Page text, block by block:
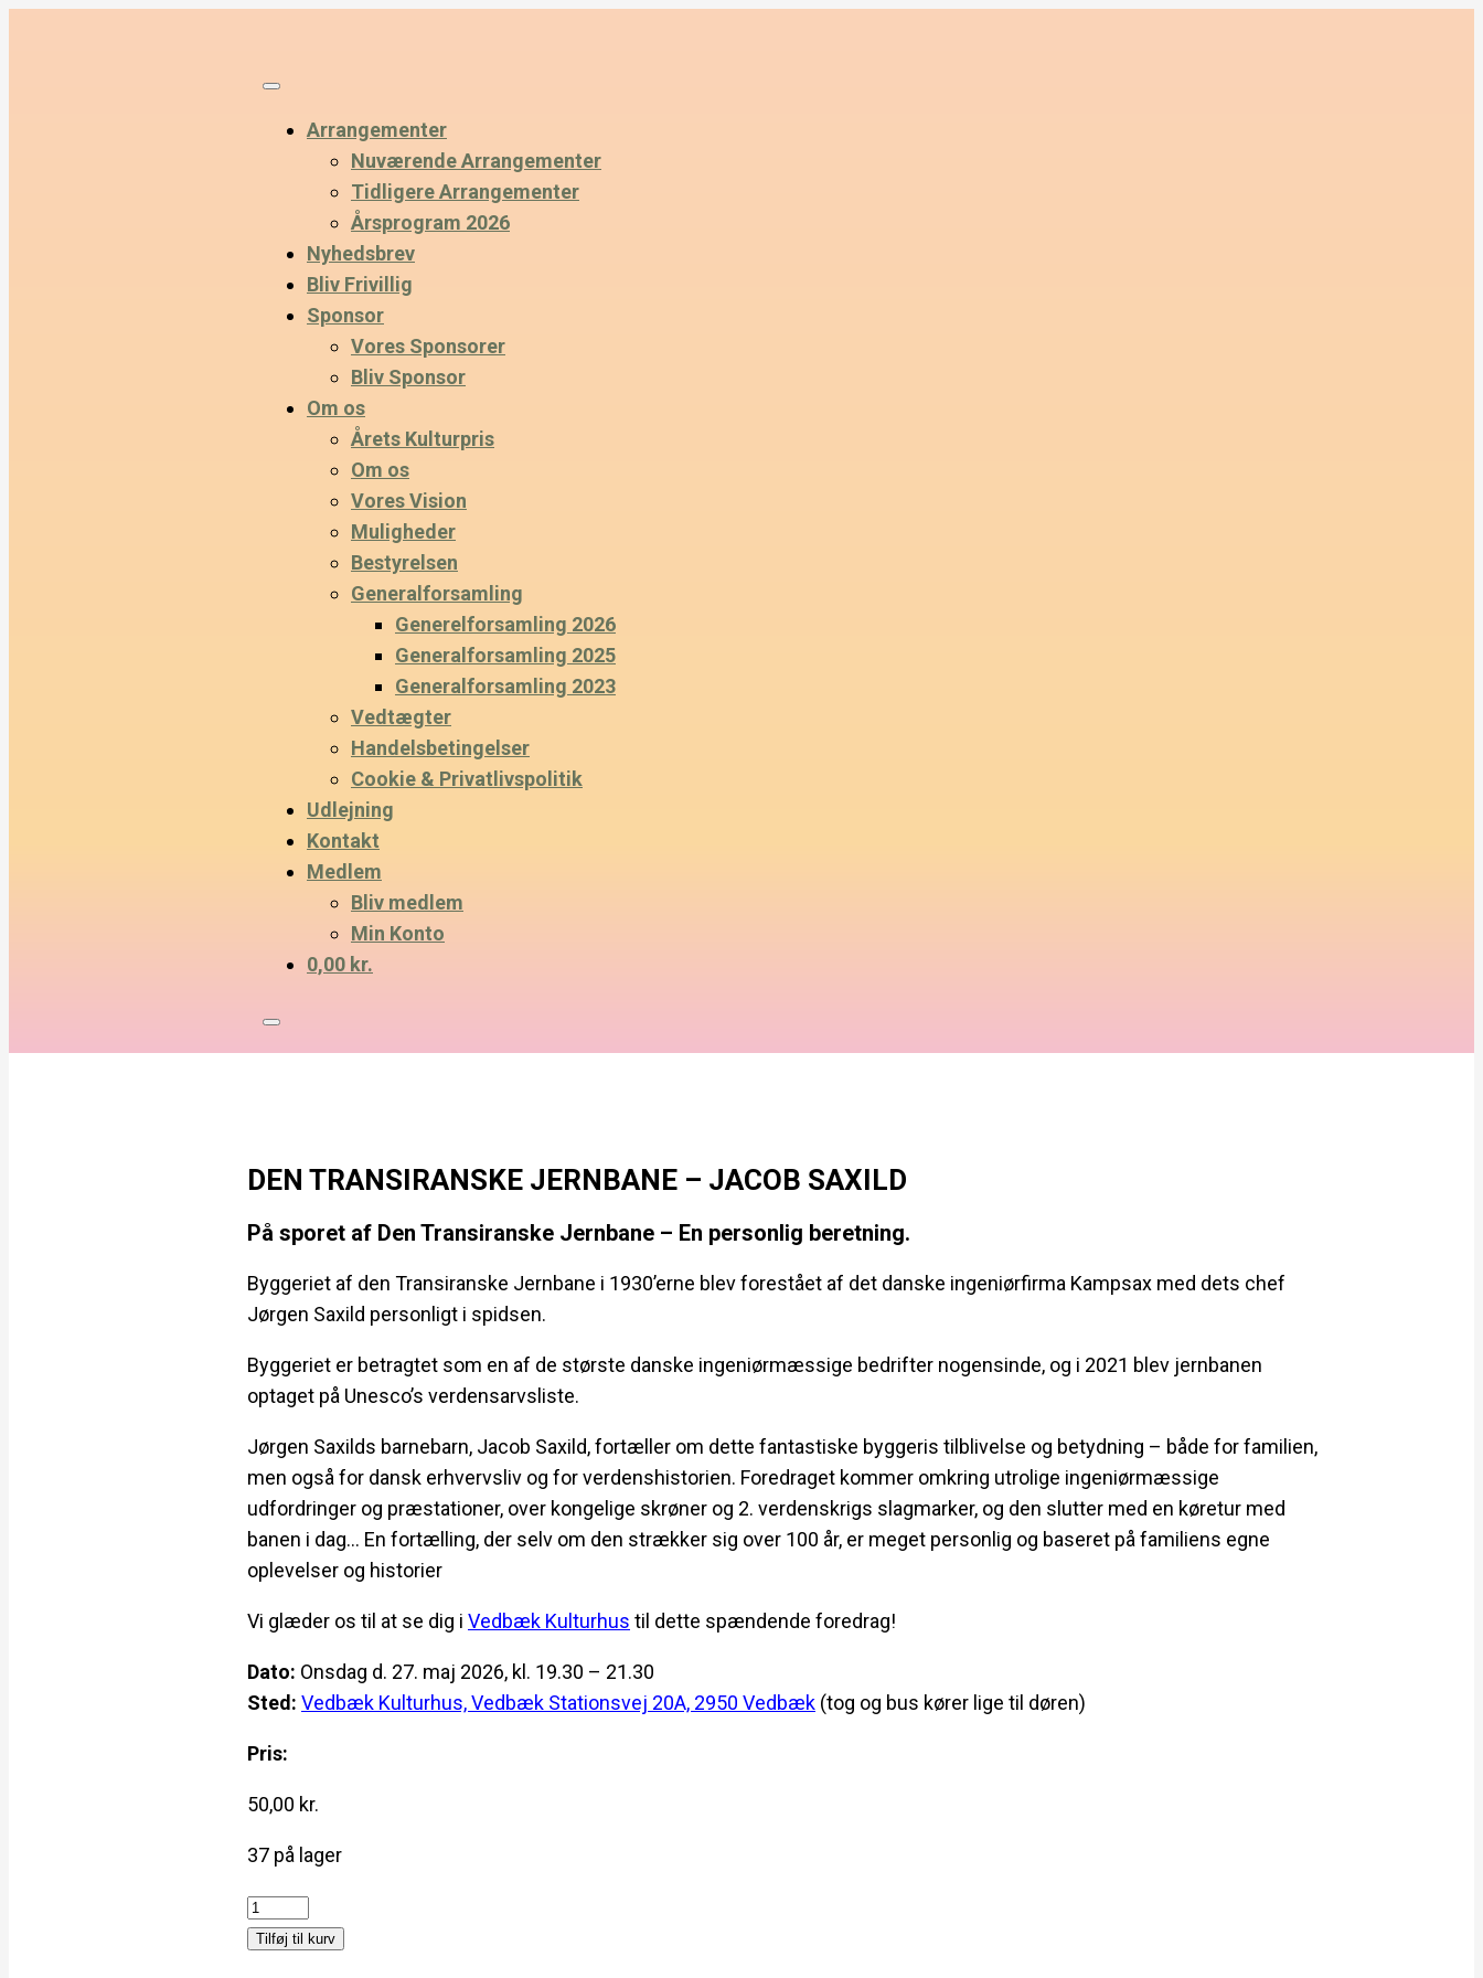
Arrangementer
Nuværende Arrangementer
Tidligere Arrangementer
Årsprogram 2026
Nyhedsbrev
Bliv Frivillig
Sponsor
Vores Sponsorer
Bliv Sponsor
Om os
Årets Kulturpris
Om os
Vores Vision
Muligheder
Bestyrelsen
Generalforsamling
Generelforsamling 2026
Generalforsamling 2025
Generalforsamling 2023
Vedtægter
Handelsbetingelser
Cookie & Privatlivspolitik
Udlejning
Kontakt
Medlem
Bliv medlem
Min Konto
0,00 kr.
DEN TRANSIRANSKE JERNBANE – JACOB SAXILD
På sporet af Den Transiranske Jernbane – En personlig beretning.
Byggeriet af den Transiranske Jernbane i 1930’erne blev forestået af det danske ingeniørfirma Kampsax med dets chef
Jørgen Saxild personligt i spidsen.
Byggeriet er betragtet som en af de største danske ingeniørmæssige bedrifter nogensinde, og i 2021 blev jernbanen
optaget på Unesco’s verdensarvsliste.
Jørgen Saxilds barnebarn, Jacob Saxild, fortæller om dette fantastiske byggeris tilblivelse og betydning – både for familien,
men også for dansk erhvervsliv og for verdenshistorien. Foredraget kommer omkring utrolige ingeniørmæssige
udfordringer og præstationer, over kongelige skrøner og 2. verdenskrigs slagmarker, og den slutter med en køretur med
banen i dag… En fortælling, der selv om den strækker sig over 100 år, er meget personlig og baseret på familiens egne
oplevelser og historier
Vi glæder os til at se dig i Vedbæk Kulturhus til dette spændende foredrag!
Dato: Onsdag d. 27. maj 2026, kl. 19.30 – 21.30
Sted: Vedbæk Kulturhus, Vedbæk Stationsvej 20A, 2950 Vedbæk (tog og bus kører lige til døren)
Pris:
50,00 kr.
37 på lager
Den
Transiranske
Tilføj til kurv